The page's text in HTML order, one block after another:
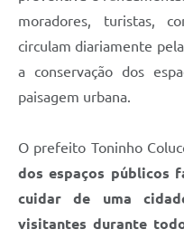
moradores, turistas,
circulam diariamente
a conservação dos
paisagem urbana.
O prefeito Toninho
dos espaços públicos
cuidar de uma
visitantes durante